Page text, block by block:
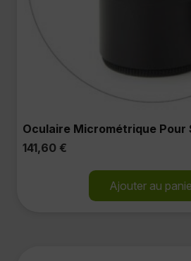
Oculaire Micrométrique Pour
141,60 €
Ajouter au